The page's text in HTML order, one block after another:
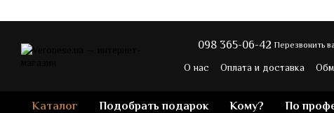
098 365-06-42 Перезвонить
О нас Оплата и доставка
Каталог Подобрать подарок Кому? По